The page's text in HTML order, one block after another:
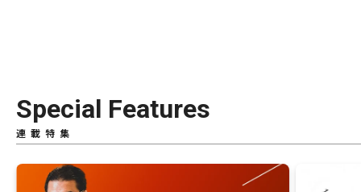
Special Features
連載特集